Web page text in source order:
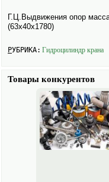
Г.Ц.Выдвижения опор
(63х40х1780)
РУБРИКА: Гидроцилиндр крана
Товары конкурентов